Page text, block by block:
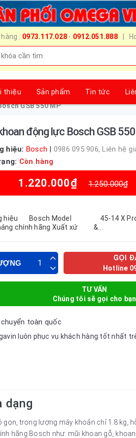
: 0973.117.028 - 0912.051.888|
thiệu Sản phẩm Tin tức
GSB 550 MP
động lực Bosch GSB
hiệu: Bosch | 0986 095 906,Liên hệ
Còn hàng
1.220.000₫ 1.250.000₫
hiệu Bosch Model 45-14 X
chính hãng Xuất xứ &...
GỌI
Hotline
TƯ VẤN
Chúng tôi sẽ gọi cho bạn
toàn quốc
luôn phục vụ khách hàng tốt nhất
dạng
trọng lượng máy khoản chỉ 1.8 kg,
hãng Bosch như: mũi khoan gỗ,